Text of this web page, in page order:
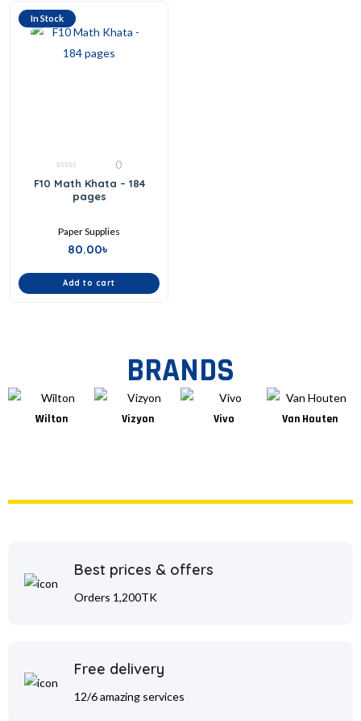
In Stock
0
out
0
F10 Math Khata – 184
pages
Paper Supplies
80.00৳
Add to cart
BRANDS
Wilton Vizyon Vivo Van Houten
Best prices & offers
Orders 1,200TK
Free delivery
12/6 amazing services